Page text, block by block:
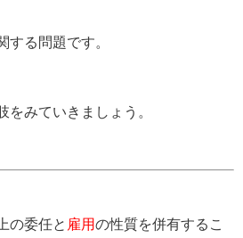
する問題です。
をみていきましょう。
の委任と 雇用の性質を併有するこ